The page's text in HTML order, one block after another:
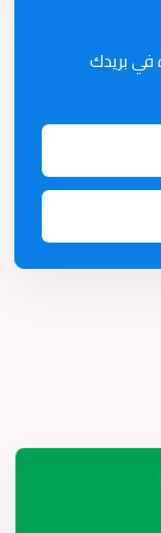
في بريدك